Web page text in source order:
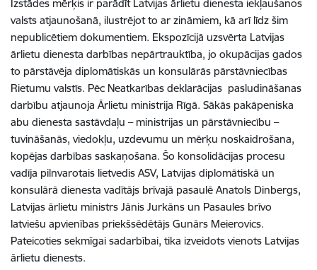
Izstādes mērķis ir parādīt Latvijas ārlietu dienesta iekļaušanos
valsts atjaunošanā, ilustrējot to ar zināmiem, kā arī līdz šim
nepublicētiem dokumentiem. Ekspozīcijā uzsvērta Latvijas
ārlietu dienesta darbības nepārtrauktība, jo okupācijas gados
to pārstāvēja diplomātiskās un konsulārās pārstāvniecības
Rietumu valstīs. Pēc Neatkarības deklarācijas pasludināšanas
darbību atjaunoja Ārlietu ministrija Rīgā. Sākās pakāpeniska
abu dienesta sastāvdaļu – ministrijas un pārstāvniecību –
tuvināšanās, viedokļu, uzdevumu un mērķu noskaidrošana,
kopējas darbības saskaņošana. Šo konsolidācijas procesu
vadīja pilnvarotais lietvedis ASV, Latvijas diplomātiskā un
konsulārā dienesta vadītājs brīvajā pasaulē Anatols Dinbergs,
Latvijas ārlietu ministrs Jānis Jurkāns un Pasaules brīvo
latviešu apvienības priekšsēdētājs Gunārs Meierovics.
Pateicoties sekmīgai sadarbībai, tika izveidots vienots Latvijas
ārlietu dienests.